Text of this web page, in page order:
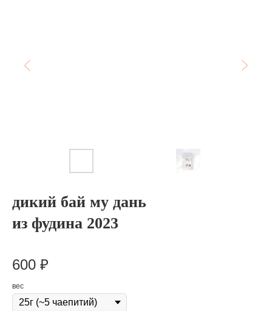
дикий бай му дань
из фудина 2023
600 ₽
вес